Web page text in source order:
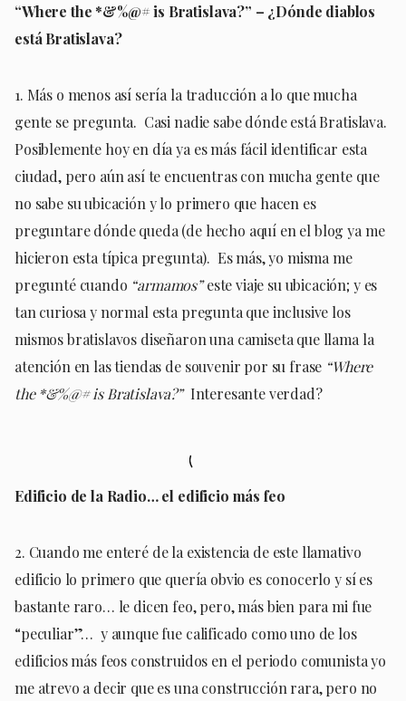
“Where the *&%@# is Bratislava?” – ¿Dónde diablos
está Bratislava?
1. Más o menos así sería la traducción a lo que mucha
gente se pregunta. Casi nadie sabe dónde está Bratislava.
Posiblemente hoy en día ya es más fácil identificar esta
ciudad, pero aún así te encuentras con mucha gente que
no sabe su ubicación y lo primero que hacen es
preguntare dónde queda (de hecho aquí en el blog ya me
hicieron esta típica pregunta). Es más, yo misma me
pregunté cuando “armamos”este viaje su ubicación; y es
tan curiosa y normal esta pregunta que inclusive los
mismos bratislavos diseñaron una camiseta que llama la
atención en las tiendas de souvenir por su frase “Where
the *&%@# is Bratislava?”Interesante verdad?
Edificio de la Radio… el edificio más feo
2. Cuando me enteré de la existencia de este llamativo
edificio lo primero que quería obvio es conocerlo y sí es
bastante raro… le dicen feo, pero, más bien para mi fue
“peculiar”… y aunque fue calificado como uno de los
edificios más feos construidos en el periodo comunista yo
me atrevo a decir que es una construcción rara, pero no